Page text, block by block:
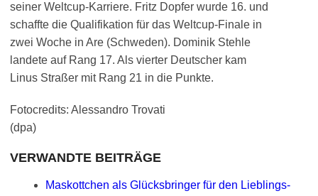
seiner Weltcup-Karriere. Fritz Dopfer wurde 16. und
schaffte die Qualifikation für das Weltcup-Finale in
zwei Woche in Are (Schweden). Dominik Stehle
landete auf Rang 17. Als vierter Deutscher kam
Linus Straßer mit Rang 21 in die Punkte.
Fotocredits: Alessandro Trovati
(dpa)
VERWANDTE BEITRÄGE
Maskottchen als Glücksbringer für den Lieblings-